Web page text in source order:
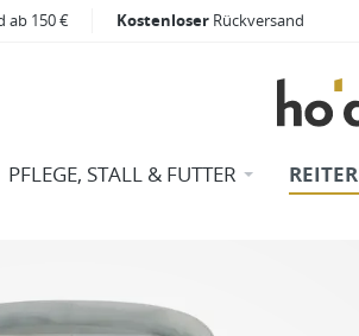
ab 150 € Kostenloser Rückversand
PFLEGE, STALL & FUTTER REITER